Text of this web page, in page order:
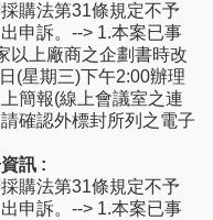
購法第31條規定不予
申訴。--> 1.本案已事
以上廠商之企劃書時改
(星期三)下午2:00辦理
簡報(線上會議室之連
確認外標封所列之電子
訊 :
購法第31條規定不予
申訴。--> 1.本案已事